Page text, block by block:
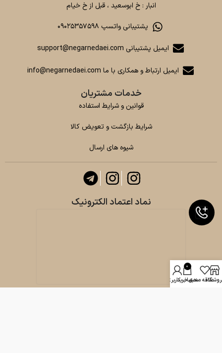
انبار : خ ابوسعید ، قبل از خ خیام
پشتیبانی واتسپ ۰۹۰۲۵۳۵۷۵۹۸
ایمیل پشتیبانی support@negarnedaei.com
ایمیل ارتباط و همکاری با ما info@negarnedaei.com
خدمات مشتریان
قوانین و شرایط استفاده
شرایط بازگشت و تعویض کالا
شیوه های ارسال
نماد اعتماد الکترونیک
علاقه مندی
0
سبد خرید
حساب کاربری من